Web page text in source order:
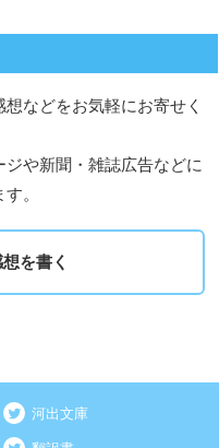
などをお気軽にお寄せく
や新聞・雑誌広告などに
。
を書く
河出文庫